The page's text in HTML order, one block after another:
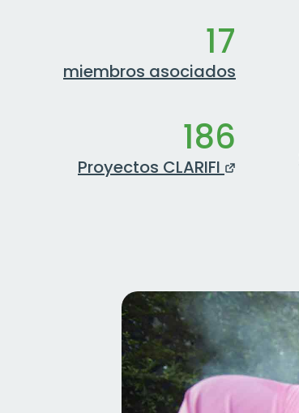
17
miembros asociados
186
Proyectos CLARIFI